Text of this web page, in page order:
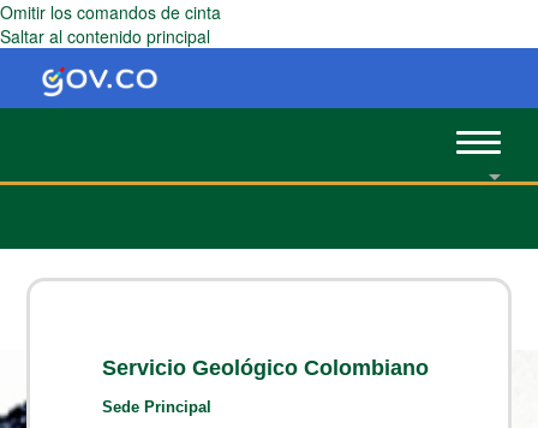
Omitir los comandos de cinta
Saltar al contenido principal
Toggle
Servicio Geológico Colombiano
Sede Principal